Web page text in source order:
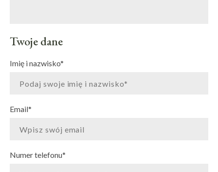
Twoje dane
Imię i nazwisko*
Email*
Numer telefonu*